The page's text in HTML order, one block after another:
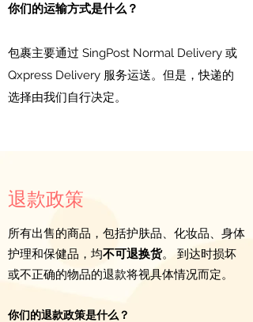
你们的运输方式是什么？
包裹主要通过 SingPost Normal Delivery 或
Qxpress Delivery 服务运送。但是，快递的
选择由我们自行决定。
退款政策
所有出售的商品，包括护肤品、化妆品、身体
护理和保健品，均不可退换货。
到达时损坏
或不正确的物品的退款将视具体情况而定。
你们的退款政策是什么？